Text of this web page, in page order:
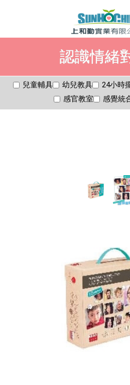
認識情緒
兒童輔具 幼兒教具 24小時
感官教室
感覺統